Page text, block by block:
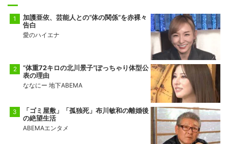
加護亜依、芸能人との“体の関係”を赤裸々
告白
愛のハイエナ
“体重72キロの北川景子”ぽっちゃり体型公
表の理由
ななにー 地下ABEMA
「ゴミ屋敷」「孤独死」布川敏和の離婚後
の絶望生活
ABEMAエンタメ